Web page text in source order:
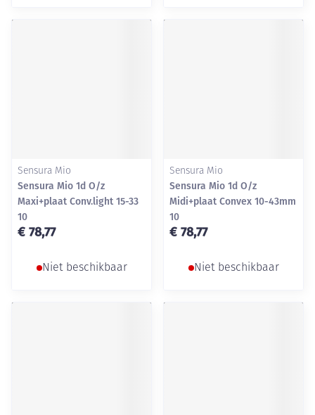
Sensura Mio
Sensura Mio 1d O/z
Maxi+plaat Conv.light 15-33
10
€ 78,77
Niet beschikbaar
Sensura Mio
Sensura Mio 1d O/z
Midi+plaat Convex 10-43mm
10
€ 78,77
Niet beschikbaar